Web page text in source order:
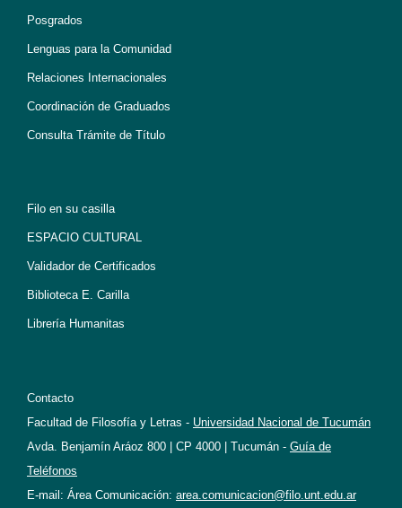
Posgrados
Lenguas para la Comunidad
Relaciones Internacionales
Coordinación de Graduados
Consulta Trámite de Título
Filo en su casilla
ESPACIO CULTURAL
Validador de Certificados
Biblioteca E. Carilla
Librería Humanitas
Contacto
Facultad de Filosofía y Letras - Universidad Nacional de Tucumán
Avda. Benjamín Aráoz 800 | CP 4000 | Tucumán - Guía de
Teléfonos
E-mail: Área Comunicación: area.comunicacion@filo.unt.edu.ar